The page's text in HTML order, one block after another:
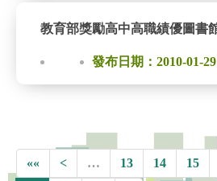
發布日期：2010-01-29
«« < … 13 14 15